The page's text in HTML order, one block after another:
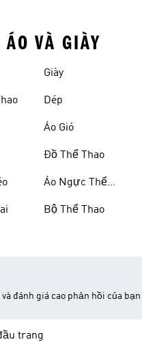
VÀ GIÀY
Giày
Dép
Áo Gió
Đồ Thể Thao
Áo Ngực Thể
Bộ Thể Thao
đánh giá cao phản hồi của bạn
trang